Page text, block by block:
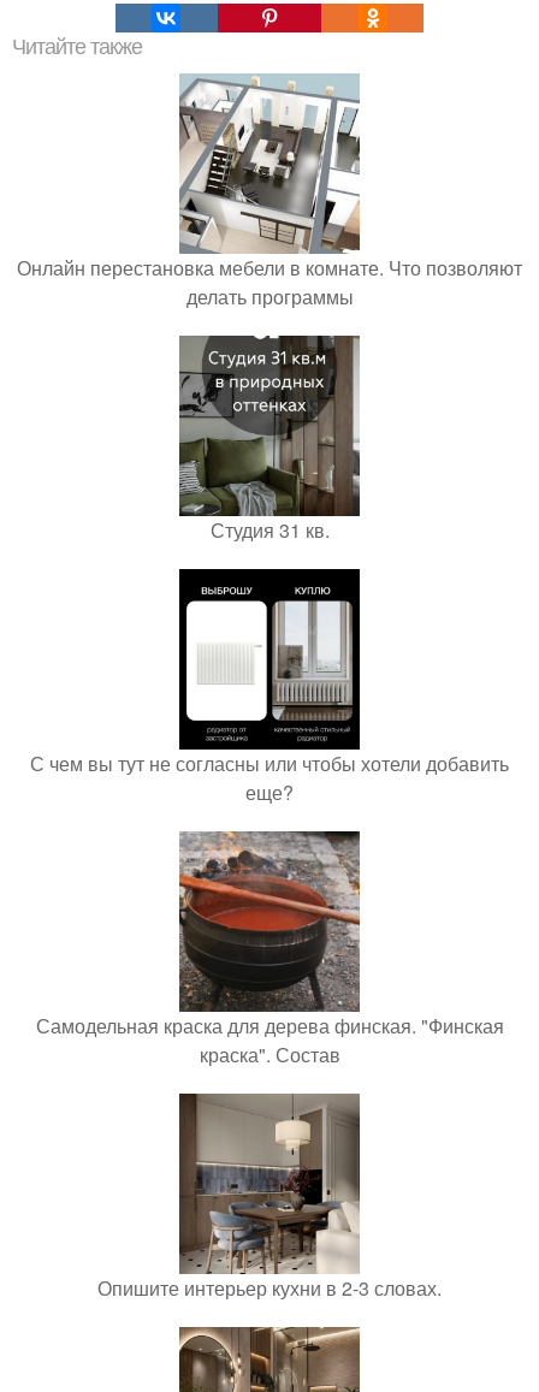
Читайте также
Онлайн перестановка мебели в комнате. Что позволяют
делать программы
Студия 31 кв.
С чем вы тут не согласны или чтобы хотели добавить
еще?
Самодельная краска для дерева финская. "Финская
краска". Состав
Опишите интерьер кухни в 2-3 словах.